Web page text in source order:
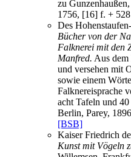
zu
1756, [16] f. +
Des
Bücher von der
Falknerei mit den
Manfred. Aus dem
und versehen mit
sowie einem
Falknereisprache
acht Tafeln und
Berlin, Parey,
[BSB]
Kaiser Friedrich
Kunst mit Vögeln